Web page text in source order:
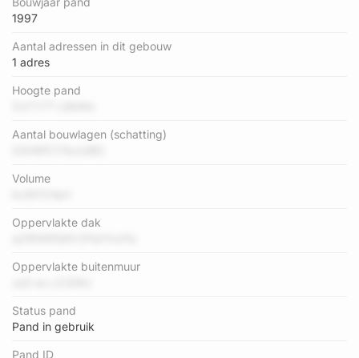
1997
Aantal adressen in dit gebouw
1 adres
Hoogte pand
Aantal bouwlagen (schatting)
Volume
Oppervlakte dak
Oppervlakte buitenmuur
Status pand
Pand in gebruik
Pand ID